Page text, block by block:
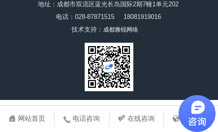
地址：成都市双流区蓝光长岛国际2期7幢1单元202
电话：028-87871515
18081919016
技术支持： 成都雅锐网络
网站首页 电话咨询 在线咨询 地图导航